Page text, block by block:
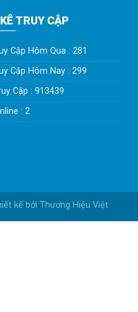
TRUY CẬP
Cập Hôm Qua : 281
Cập Hôm Nay : 299
Cập : 913439
: 2
kế bởi Thương Hiệu Việt